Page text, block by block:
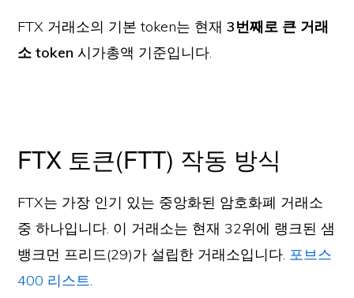
FTX 거래소의 기본 token는 현재3번째로 큰 거래
소 token 시가총액 기준입니다.
FTX 토큰(FTT) 작동 방식
FTX는 가장 인기 있는 중앙화된 암호화폐 거래소
중 하나입니다. 이 거래소는 현재 32위에 랭크된 샘
뱅크먼 프리드(29)가 설립한 거래소입니다. 포브스
400 리스트.